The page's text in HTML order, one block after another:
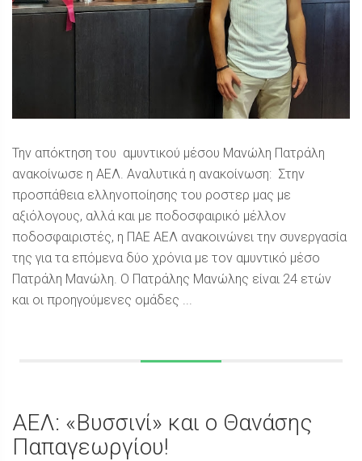
Την απόκτηση του αμυντικού μέσου Μανώλη Πατράλη
ανακοίνωσε η ΑΕΛ. Αναλυτικά η ανακοίνωση: Στην
προσπάθεια ελληνοποίησης του ροστερ μας με
αξιόλογους, αλλά και με ποδοσφαιρικό μέλλον
ποδοσφαιριστές, η ΠΑΕ ΑΕΛ ανακοινώνει την συνεργασία
της για τα επόμενα δύο χρόνια με τον αμυντικό μέσο
Πατράλη Μανώλη. Ο Πατράλης Μανώλης είναι 24 ετών
και οι προηγούμενες ομάδες ...
ΑΕΛ: «Βυσσινί» και ο Θανάσης
Παπαγεωργίου!